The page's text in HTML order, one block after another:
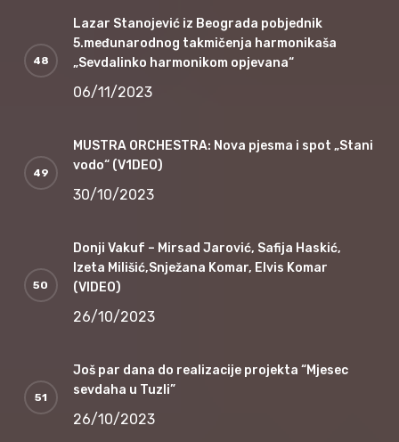
Lazar Stanojević iz Beograda pobjednik
5.međunarodnog takmičenja harmonikaša
„Sevdalinko harmonikom opjevana“
06/11/2023
MUSTRA ORCHESTRA: Nova pjesma i spot „Stani
vodo“ (V1DEO)
30/10/2023
Donji Vakuf – Mirsad Jarović, Safija Haskić,
Izeta Milišić,Snježana Komar, Elvis Komar
(VIDEO)
26/10/2023
Još par dana do realizacije projekta “Mjesec
sevdaha u Tuzli”
26/10/2023